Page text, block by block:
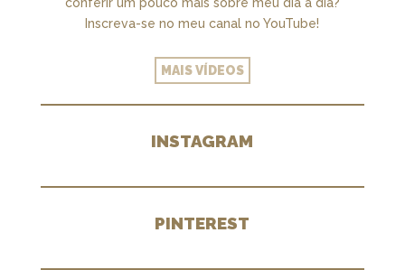
Inscreva-se no meu canal no YouTube!
MAIS VÍDEOS
INSTAGRAM
PINTEREST